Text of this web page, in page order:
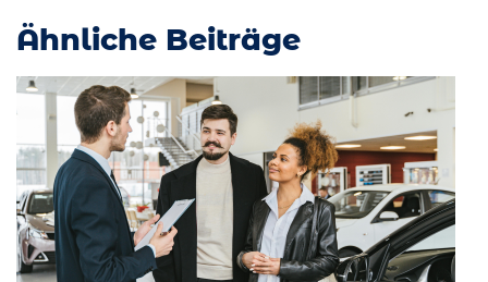
Ähnliche Beiträge